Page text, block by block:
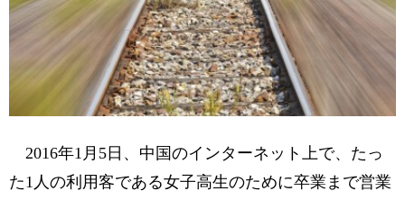
2016年1月5日、中国のインターネット上で、たっ
た1人の利用客である女子高生のために卒業まで営業